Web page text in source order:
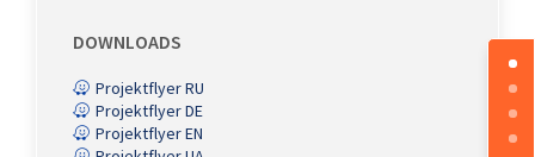
DOWNLOADS
 Projektflyer RU
 Projektflyer DE
 Projektflyer EN